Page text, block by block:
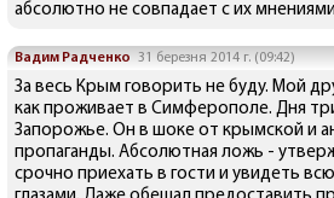
абсолютно не совпадает с их
Вадим Радченко 31 березня 2014 г. (09:42)
За весь Крым говорить не буду. Мой
как проживает в Симферополе. Дня
Запорожье. Он в шоке от крымской и
пропаганды. Абсолютная ложь -
срочно приехать в гости и увидеть